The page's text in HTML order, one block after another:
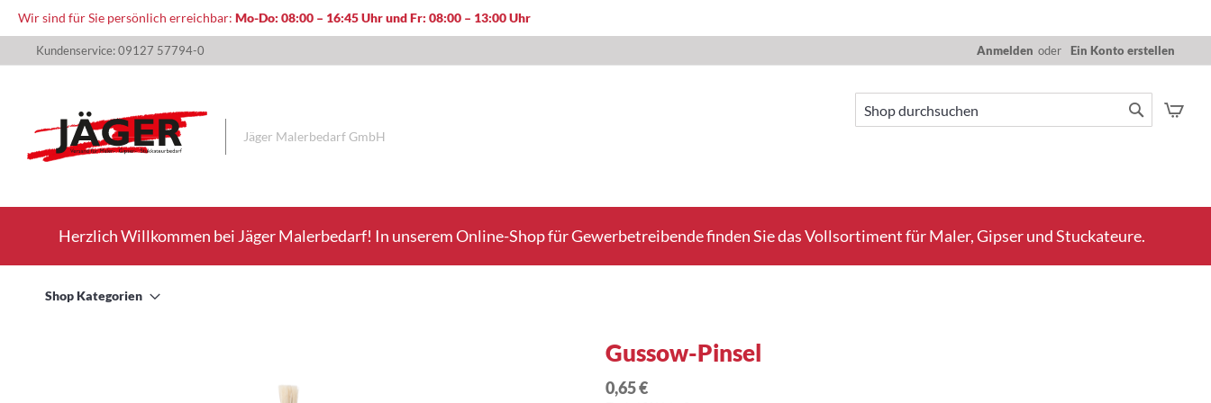
Wir sind für Sie persönlich erreichbar: Mo-Do: 08:00 – 16:45 Uhr und Fr: 08:00 – 13:00 Uhr
zum
Kundenservice: 09127 57794-0 Anmelden Ein Konto erstellen
Jäger Malerbedarf GmbH
Suche
Herzlich Willkommen bei Jäger Malerbedarf! In unserem Online-Shop für Gewerbetreibende finden Sie das Vollsortiment für Maler, Gipser und Stuckateure.
Shop Kategorien
Gussow-Pinsel
0,65 €